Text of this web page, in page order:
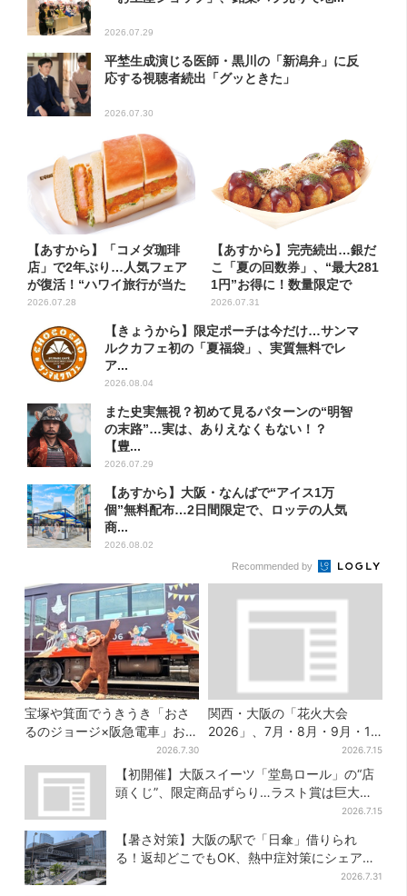
2026.07.29
平埜生成演じる医師・黒川の「新潟弁」に反
応する視聴者続出「グッときた」
2026.07.30
【あすから】「コメダ珈琲
店」で2年ぶり…人気フェア
が復活！“ハワイ旅行が当た
る”...
2026.07.28
【あすから】完売続出…銀だ
こ「夏の回数券」、“最大281
1円”お得に！数量限定で
2026.07.31
【きょうから】限定ポーチは今だけ…サンマ
ルクカフェ初の「夏福袋」、実質無料でレ
ア...
2026.08.04
また史実無視？初めて見るパターンの“明智
の末路”…実は、ありえなくもない！？
【豊...
2026.07.29
【あすから】大阪・なんばで“アイス1万
個”無料配布…2日間限定で、ロッテの人気
商...
2026.08.02
Recommended by
宝塚や箕面でうきうき「おさ
るのジョージ×阪急電車」お披
露目！マルーンの制服で神
戸・宝塚・京都各線に添乗
2026.7.30
関西・大阪の「花火大会
2026」、7月・8月・9月・10
2026.7.15
【初開催】大阪スイーツ「堂島ロール」の“店
頭くじ”、限定商品ずらり…ラスト賞は巨大ル
2026.7.15
【暑さ対策】大阪の駅で「日傘」借りられ
る！返却どこでもOK、熱中症対策にシェアサ
2026.7.31